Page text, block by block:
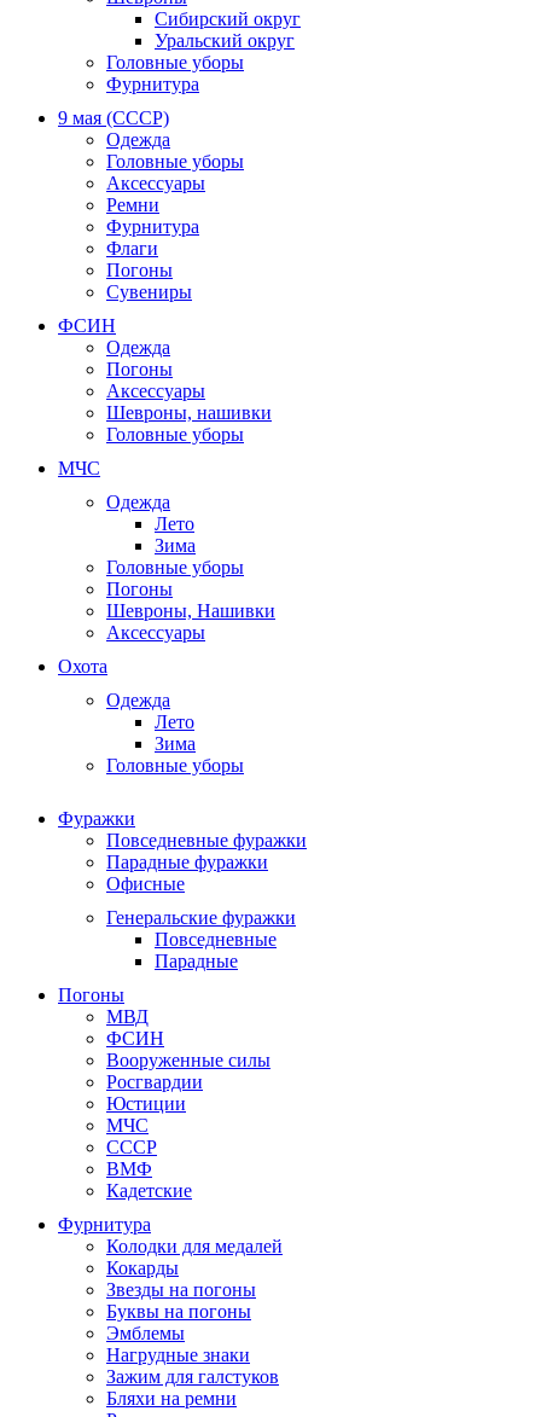
Сибирский округ
Уральский округ
Головные уборы
Фурнитура
9 мая (СССР)
Одежда
Головные уборы
Аксессуары
Ремни
Фурнитура
Флаги
Погоны
Сувениры
ФСИН
Одежда
Погоны
Аксессуары
Шевроны, нашивки
Головные уборы
МЧС
Одежда
Лето
Зима
Головные уборы
Погоны
Шевроны, Нашивки
Аксессуары
Охота
Одежда
Лето
Зима
Головные уборы
Фуражки
Повседневные фуражки
Парадные фуражки
Офисные
Генеральские фуражки
Повседневные
Парадные
Погоны
МВД
ФСИН
Вооруженные силы
Росгвардии
Юстиции
МЧС
СССР
ВМФ
Кадетские
Фурнитура
Колодки для медалей
Кокарды
Звезды на погоны
Буквы на погоны
Эмблемы
Нагрудные знаки
Зажим для галстуков
Бляхи на ремни